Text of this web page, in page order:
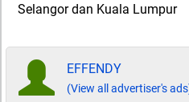
Selangor dan Kuala Lumpur
EFFENDY
(View all advertiser's